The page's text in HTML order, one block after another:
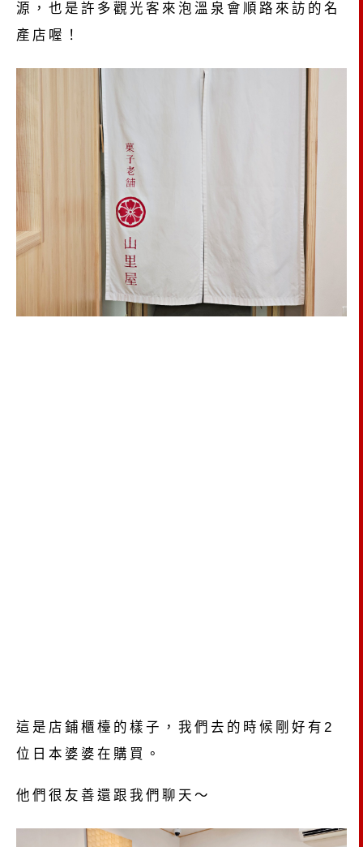
源，也是許多觀光客來泡溫泉會順路來訪的名
產店喔！
這是店鋪櫃檯的樣子，我們去的時候剛好有2
位日本婆婆在購買。
他們很友善還跟我們聊天～